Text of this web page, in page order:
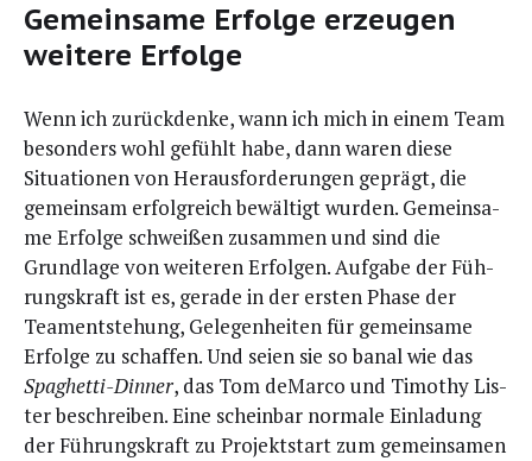
Gemeinsame Erfolge erzeugen
weitere Erfolge
Wenn ich zurück­den­ke, wann ich mich in einem Team
beson­ders wohl gefühlt habe, dann waren die­se
Situa­tio­nen von Her­aus­for­de­run­gen geprägt, die
gemein­sam erfolg­reich bewäl­tigt wur­den. Gemein­sa­
me Erfol­ge schwei­ßen zusam­men und sind die
Grund­la­ge von wei­te­ren Erfol­gen. Auf­ga­be der Füh­
rungs­kraft ist es, gera­de in der ers­ten Pha­se der
Team­ent­ste­hung, Gele­gen­hei­ten für gemein­sa­me
Erfol­ge zu schaf­fen. Und sei­en sie so banal wie das
Spa­ghet­ti-Din­ner, das Tom deMar­co und Timo­thy Lis­
ter beschrei­ben. Eine schein­bar nor­ma­le Ein­la­dung
der Füh­rungs­kraft zu Pro­jekt­start zum gemein­sa­men